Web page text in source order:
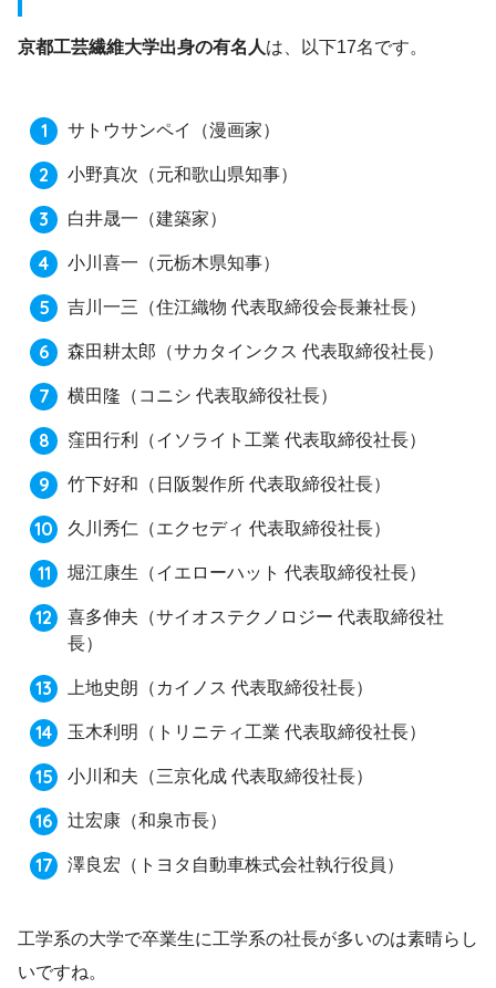
京都工芸繊維大学出身の有名人は、以下17名です。
サトウサンペイ （漫画家）
小野真次 （元和歌山県知事）
白井晟一 （建築家）
小川喜一 （元栃木県知事）
吉川一三 （住江織物 代表取締役会長兼社長）
森田耕太郎 （サカタインクス 代表取締役社長）
横田隆 （コニシ 代表取締役社長）
窪田行利 （イソライト工業 代表取締役社長）
竹下好和 （日阪製作所 代表取締役社長）
久川秀仁 （エクセディ 代表取締役社長）
堀江康生 （イエローハット 代表取締役社長）
喜多伸夫 （サイオステクノロジー 代表取締役社
長）
上地史朗 （カイノス 代表取締役社長）
玉木利明 （トリニティ工業 代表取締役社長）
小川和夫 （三京化成 代表取締役社長）
辻宏康 （和泉市長）
澤良宏 （トヨタ自動車株式会社執行役員）
工学系の大学で卒業生に工学系の社長が多いのは素晴らし
いですね。